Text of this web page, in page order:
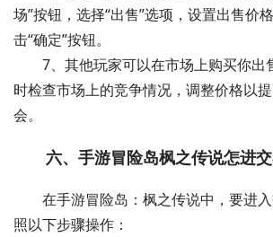
场”按钮，选择“出售”选项，设置出售价
击“确定”按钮。
7、其他玩家可以在市场上购买你出
时检查市场上的竞争情况，调整价格以
会。
六、手游冒险岛枫之传说怎进
在手游冒险岛：枫之传说中，要进
照以下步骤操作：